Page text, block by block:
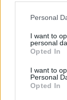
Personal
I want to
personal
Opted In
I want to
Personal
Opted In